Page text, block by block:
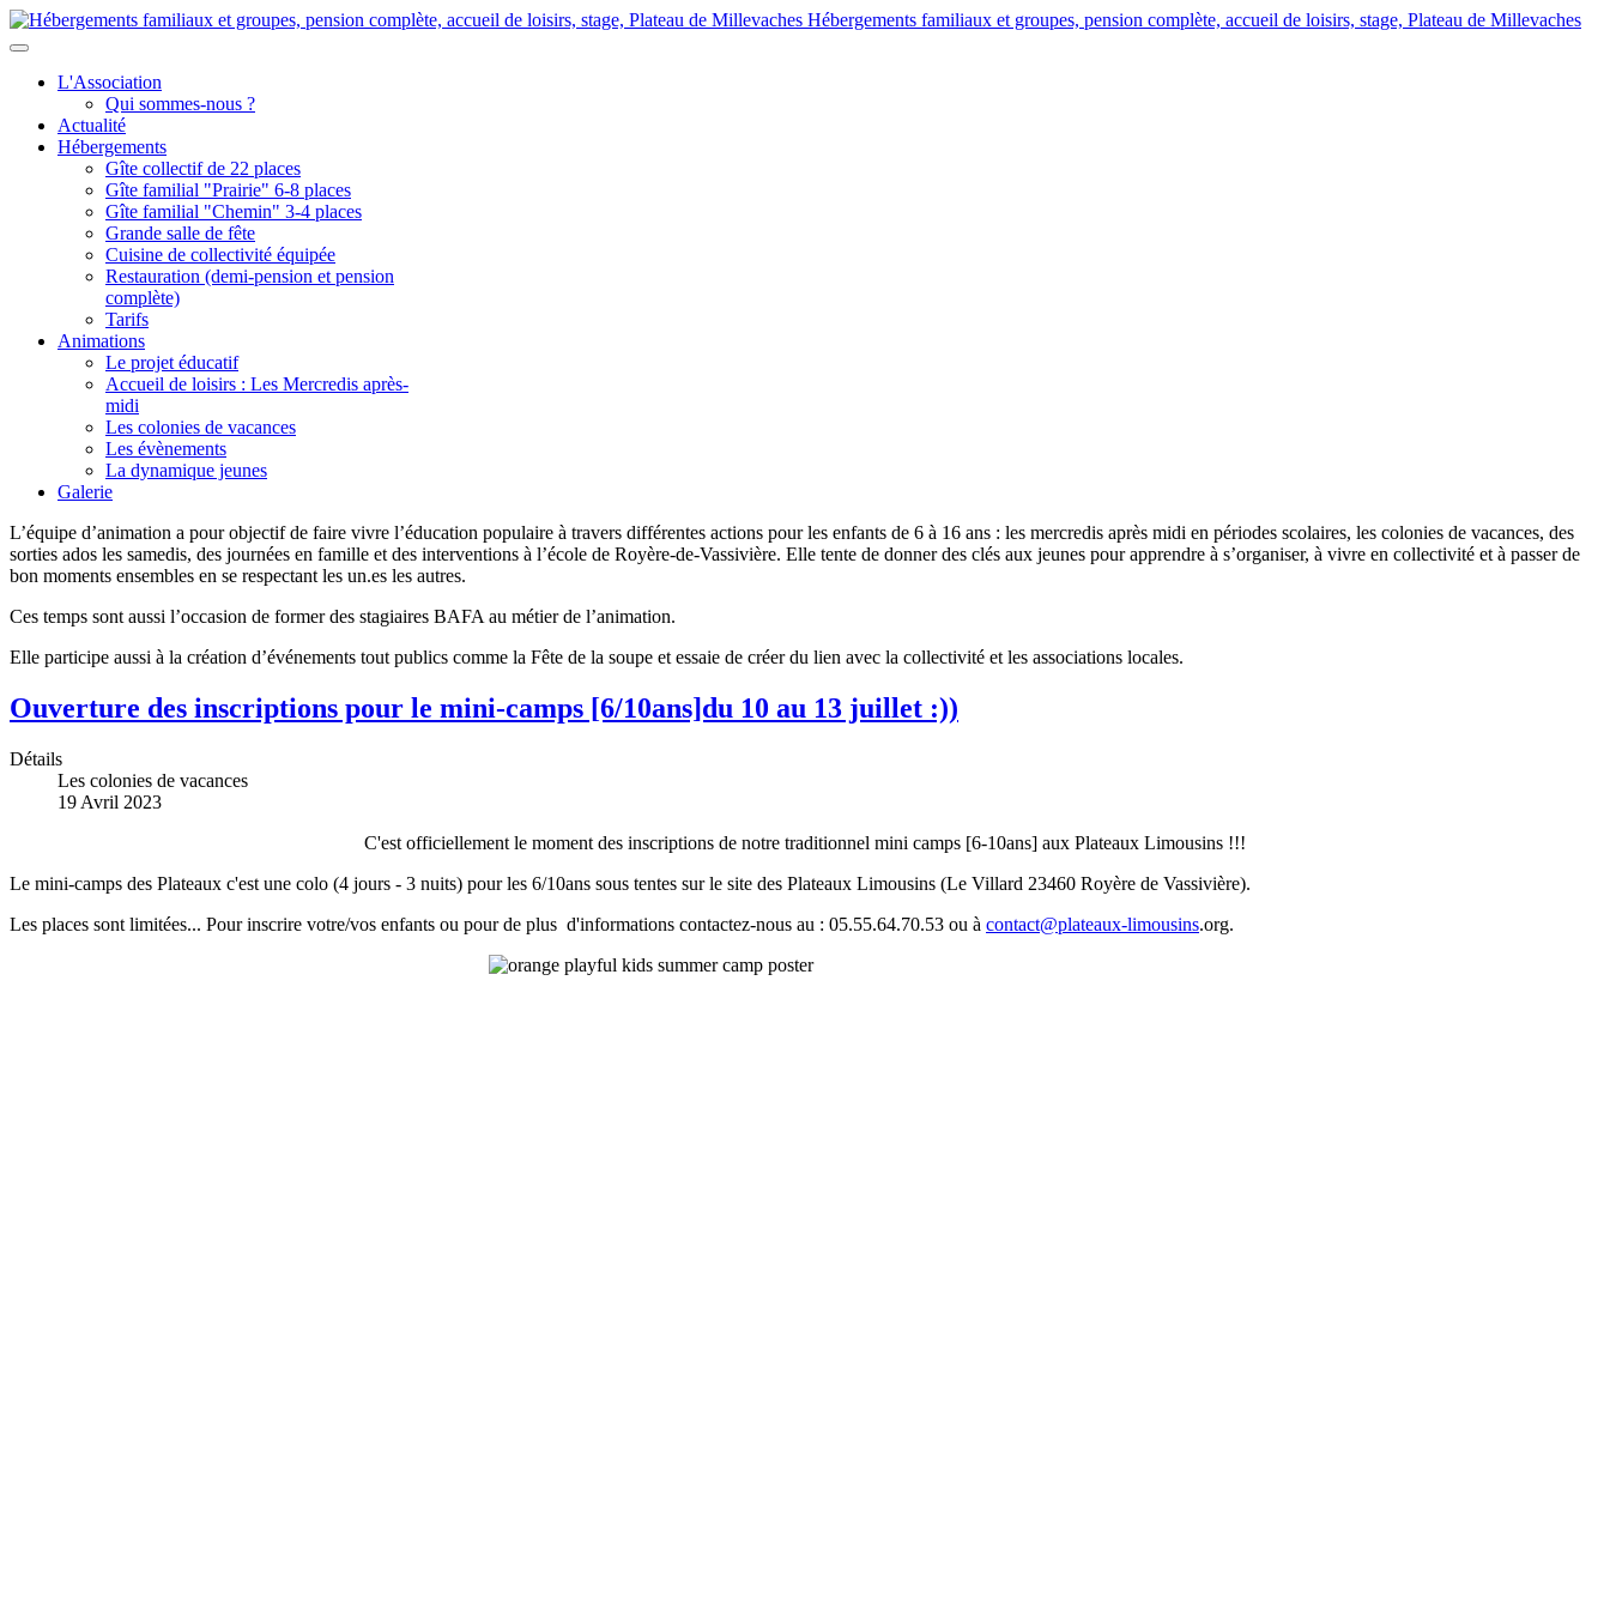
Hébergements familiaux et groupes, pension complète, accueil de loisirs, stage, Plateau de Millevaches
L'Association
Qui sommes-nous ?
Actualité
Hébergements
Gîte collectif de 22 places
Gîte familial "Prairie" 6-8 places
Gîte familial "Chemin" 3-4 places
Grande salle de fête
Cuisine de collectivité équipée
Restauration (demi-pension et pension
complète)
Tarifs
Animations
Le projet éducatif
Accueil de loisirs : Les Mercredis après-
midi
Les colonies de vacances
Les évènements
La dynamique jeunes
Galerie
L’équipe d’animation a pour objectif de faire vivre l’éducation populaire à travers différentes actions pour les enfants de 6 à 16 ans : les mercredis après midi en périodes scolaires, les colonies de vacances, des
sorties ados les samedis, des journées en famille et des interventions à l’école de Royère-de-Vassivière. Elle tente de donner des clés aux jeunes pour apprendre à s’organiser, à vivre en collectivité et à passer de
bon moments ensembles en se respectant les un.es les autres.
Ces temps sont aussi l’occasion de former des stagiaires BAFA au métier de l’animation.
Elle participe aussi à la création d’événements tout publics comme la Fête de la soupe et essaie de créer du lien avec la collectivité et les associations locales.
Ouverture des inscriptions pour le mini-camps [6/10ans]du 10 au 13 juillet :))
Détails
Les colonies de vacances
19 Avril 2023
C'est officiellement le moment des inscriptions de notre traditionnel mini camps [6-10ans] aux Plateaux Limousins !!!
Le mini-camps des Plateaux c'est une colo (4 jours - 3 nuits) pour les 6/10ans sous tentes sur le site des Plateaux Limousins (Le Villard 23460 Royère de Vassivière).
Les places sont limitées... Pour inscrire votre/vos enfants ou pour de plus d'informations contactez-nous au : 05.55.64.70.53 ou à contact@plateaux-limousins.org.